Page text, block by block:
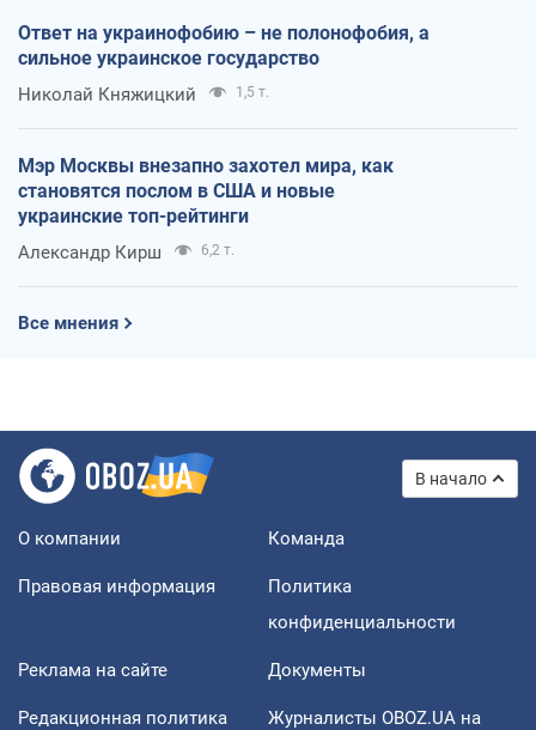
Ответ на украинофобию – не полонофобия, а
сильное украинское государство
Николай Княжицкий 1,5 т.
Мэр Москвы внезапно захотел мира, как
становятся послом в США и новые
украинские топ-рейтинги
Александр Кирш 6,2 т.
Все мнения
В начало
О компании Команда
Правовая информация
Политика
конфиденциальности
Реклама на сайте Документы
Редакционная политика
Журналисты OBOZ.UA на